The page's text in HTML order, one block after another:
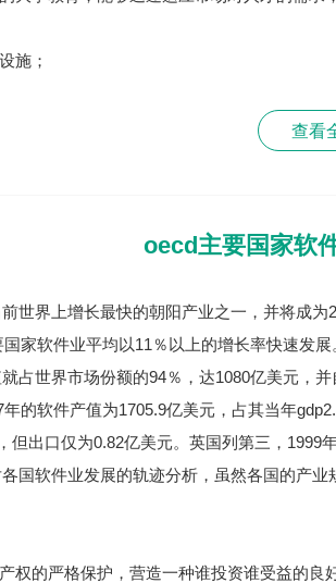
施；
查看
oecd主要国家软
世界上增长最快的朝阳产业之一，并将成
家软件业平均以11％以上的增长率快速发
占世界市场份额的94％，达1080亿美元，
的软件产值为1705.9亿美元，占其当年
但出口仅为0.82亿美元。英国列第三，1999
国软件业发展的轨迹分析，虽然各国的产
权的严格保护，营造一种谁投资谁受益的良